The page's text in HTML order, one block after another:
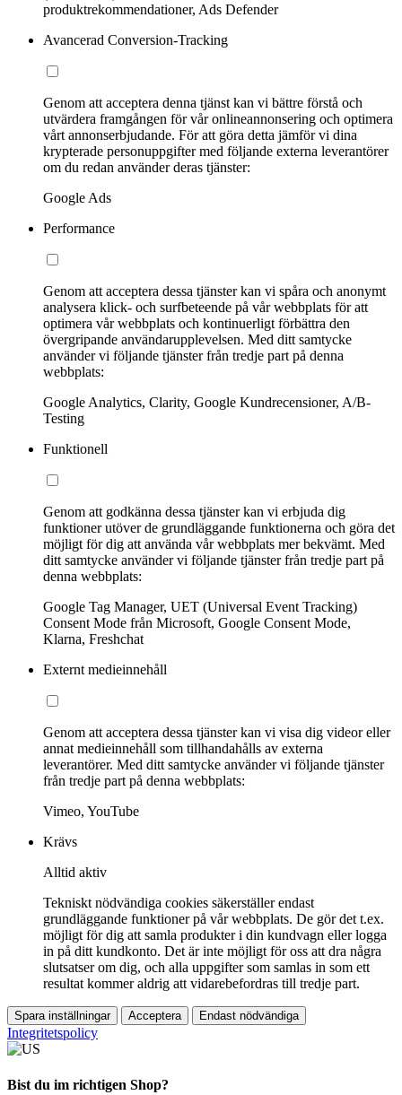
produktrekommendationer, Ads Defender
Avancerad Conversion-Tracking
Genom att acceptera denna tjänst kan vi bättre förstå och
utvärdera framgången för vår onlineannonsering och optimera
vårt annonserbjudande. För att göra detta jämför vi dina
krypterade personuppgifter med följande externa leverantörer
om du redan använder deras tjänster:
Google Ads
Performance
Genom att acceptera dessa tjänster kan vi spåra och anonymt
analysera klick- och surfbeteende på vår webbplats för att
optimera vår webbplats och kontinuerligt förbättra den
övergripande användarupplevelsen. Med ditt samtycke
använder vi följande tjänster från tredje part på denna
webbplats:
Google Analytics, Clarity, Google Kundrecensioner, A/B-
Testing
Funktionell
Genom att godkänna dessa tjänster kan vi erbjuda dig
funktioner utöver de grundläggande funktionerna och göra det
möjligt för dig att använda vår webbplats mer bekvämt. Med
ditt samtycke använder vi följande tjänster från tredje part på
denna webbplats:
Google Tag Manager, UET (Universal Event Tracking)
Consent Mode från Microsoft, Google Consent Mode,
Klarna, Freshchat
Externt medieinnehåll
Genom att acceptera dessa tjänster kan vi visa dig videor eller
annat medieinnehåll som tillhandahålls av externa
leverantörer. Med ditt samtycke använder vi följande tjänster
från tredje part på denna webbplats:
Vimeo, YouTube
Krävs
Alltid aktiv
Tekniskt nödvändiga cookies säkerställer endast
grundläggande funktioner på vår webbplats. De gör det t.ex.
möjligt för dig att samla produkter i din kundvagn eller logga
in på ditt kundkonto. Det är inte möjligt för oss att dra några
slutsatser om dig, och alla uppgifter som samlas in som ett
resultat kommer aldrig att vidarebefordras till tredje part.
Spara inställningar Acceptera Endast nödvändiga
Integritetspolicy
Bist du im richtigen Shop?